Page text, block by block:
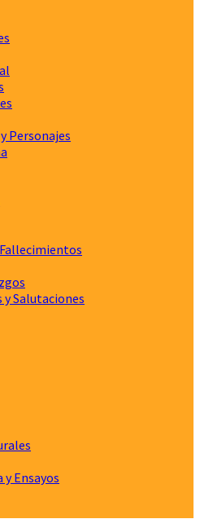
Personajes
Salutaciones
Ensayos